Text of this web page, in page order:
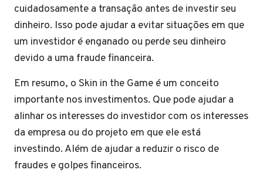
cuidadosamente a transação antes de investir seu
dinheiro. Isso pode ajudar a evitar situações em que
um investidor é enganado ou perde seu dinheiro
devido a uma fraude financeira.
Em resumo, o Skin in the Game é um conceito
importante nos investimentos. Que pode ajudar a
alinhar os interesses do investidor com os interesses
da empresa ou do projeto em que ele está
investindo. Além de ajudar a reduzir o risco de
fraudes e golpes financeiros.